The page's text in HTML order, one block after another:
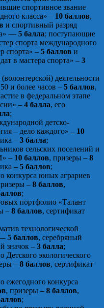
спортивное звание
класса» – 10 баллов,
и спортивный разряд
— 5 балла; поступающие
спорта международного
спорта» – 5 баллов и
в мастера спорта» – 3
деятельности
и более часов – 5 баллов,
в федеральном этапе
– 4 балла, его
;
детско-
– дело каждого» – 10
– 3 балла;
сельских поселений и
– 10 баллов, призеры – 8
– 5 баллов;
конкурса юных аграриев
– 8 баллов,
;
портфолио «Талант
– 8 баллов, сертификат
технологической
5 баллов, серебряный
значок – 3 балла;
Детского экологического
– 8 баллов, сертификат
ежегодного конкурса
, призеры – 8 баллов,
;